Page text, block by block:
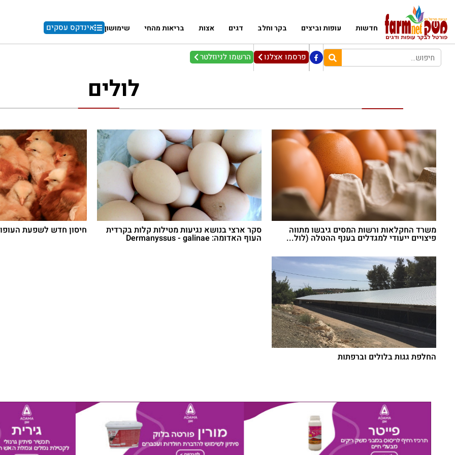
חדשות עופות וביצים בקר וחלב דגים אצות בריאות מהחי שימושון אינדקס עסקים
פרסמו אצלנו הרשמו לניוזלטר
לולים
משרד החקלאות ורשות המסים גיבשו מתווה
פיצויים ייעודי למגדלים בענף ההטלה (לול...
סקר ארצי בנושא נגיעות מטילות קלות בקרדית
העוף האדומה: Dermanyssus - galinae
חיסון חדש לשפעת
החלפת גגות בלולים וברפתות